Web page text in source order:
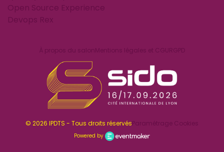
Open Source Experience
Devops Rex
À propos du salonMentions légales et CGURGPD
© 2026 IPDTS - Tous droits réservésParamétrage Cookies
Powered by